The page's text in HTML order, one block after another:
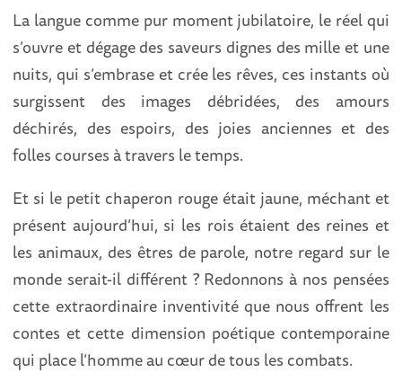
La langue comme pur moment jubilatoire, le réel qui
s’ouvre et dégage des saveurs dignes des mille et une
nuits, qui s’embrase et crée les rêves, ces instants où
surgissent des images débridées, des amours
déchirés, des espoirs, des joies anciennes et des
folles courses à travers le temps.
Et si le petit chaperon rouge était jaune, méchant et
présent aujourd’hui, si les rois étaient des reines et
les animaux, des êtres de parole, notre regard sur le
monde serait-il différent ? Redonnons à nos pensées
cette extraordinaire inventivité que nous offrent les
contes et cette dimension poétique contemporaine
qui place l’homme au cœur de tous les combats.